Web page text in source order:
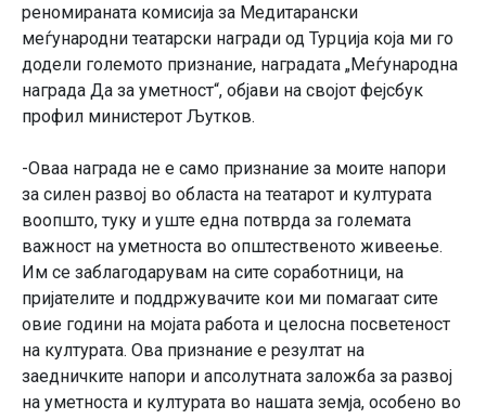
реномираната комисија за Медитарански
меѓународни театарски награди од Турција која ми го
додели големото признание, наградата „Меѓународна
награда Да за уметност“, објави на својот фејсбук
профил министерот Љутков.
-Оваа награда не е само признание за моите напори
за силен развој во областа на театарот и културата
воопшто, туку и уште една потврда за големата
важност на уметноста во општественото живеење.
Им се заблагодарувам на сите соработници, на
пријателите и поддржувачите кои ми помагаат сите
овие години на мојата работа и целосна посветеност
на културата. Ова признание е резултат на
заедничките напори и апсолутната заложба за развој
на уметноста и културата во нашата земја, особено во